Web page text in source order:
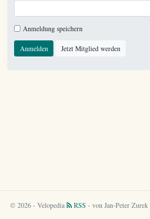
Anmeldung speichern
Anmelden Jetzt Mitglied werden
© 2026 - Velopedia RSS - von Jan-Peter Zurek